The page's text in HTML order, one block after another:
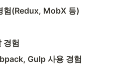
험(Redux, MobX 등)
경험
Gulp 사용 경험